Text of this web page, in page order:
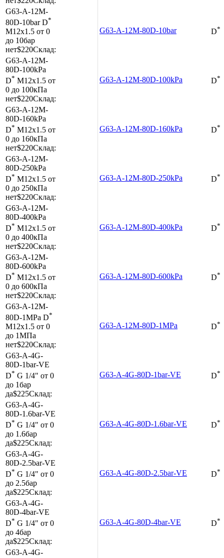
G63-A-12M-
80D-10barD*
M12x1.5 от 0
до 10бар
нет$220Склад:
G63-A-12M-80D-10bar D*
G63-A-12M-
80D-100kPa
D* M12x1.5 от
0 до 100кПа
нет$220Склад:
G63-A-12M-80D-100kPa D*
G63-A-12M-
80D-160kPa
D* M12x1.5 от
0 до 160кПа
нет$220Склад:
G63-A-12M-80D-160kPa D*
G63-A-12M-
80D-250kPa
D* M12x1.5 от
0 до 250кПа
нет$220Склад:
G63-A-12M-80D-250kPa D*
G63-A-12M-
80D-400kPa
D* M12x1.5 от
0 до 400кПа
нет$220Склад:
G63-A-12M-80D-400kPa D*
G63-A-12M-
80D-600kPa
D* M12x1.5 от
0 до 600кПа
нет$220Склад:
G63-A-12M-80D-600kPa D*
G63-A-12M-
80D-1MPa D*
M12x1.5 от 0
до 1МПа
нет$220Склад:
G63-A-12M-80D-1MPa D*
G63-A-4G-
80D-1bar-VE
D* G 1/4" от 0
до 1бар
да$225Склад:
G63-A-4G-80D-1bar-VE D*
G63-A-4G-
80D-1.6bar-VE
D* G 1/4" от 0
до 1.6бар
да$225Склад:
G63-A-4G-80D-1.6bar-VE D*
G63-A-4G-
80D-2.5bar-VE
D* G 1/4" от 0
до 2.5бар
да$225Склад:
G63-A-4G-80D-2.5bar-VE D*
G63-A-4G-
80D-4bar-VE
D* G 1/4" от 0
до 4бар
да$225Склад:
G63-A-4G-80D-4bar-VE D*
G63-A-4G-